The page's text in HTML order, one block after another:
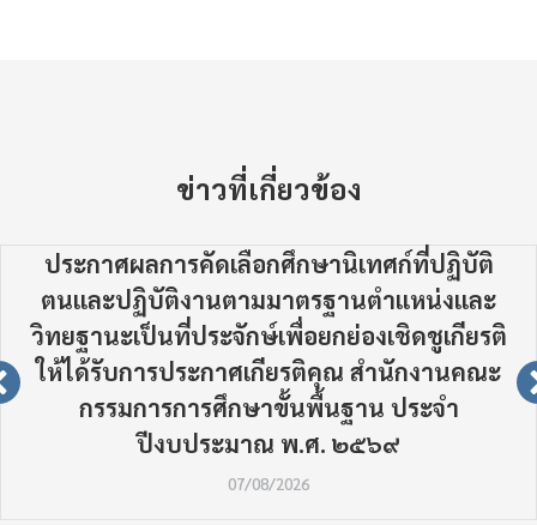
ข่าวที่เกี่ยวข้อง
ประกาศผลการคัดเลือกศึกษานิเทศก์ที่ปฏิบัติ
ตนและปฏิบัติงานตามมาตรฐานตำแหน่งและ
วิทยฐานะเป็นที่ประจักษ์เพื่อยกย่องเชิดชูเกียรติ
ให้ได้รับการประกาศเกียรติคุณ สำนักงานคณะ
กรรมการการศึกษาขั้นพื้นฐาน ประจำ
ปีงบประมาณ พ.ศ. ๒๕๖๙
07/08/2026